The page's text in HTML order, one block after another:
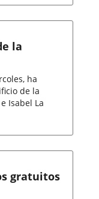
la
ha
de la
Isabel La
gratuitos